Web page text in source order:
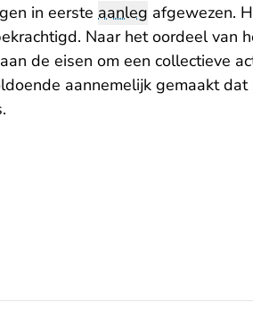
in eerste aanleg afgewezen.
Naar het oordeel van
de eisen om een collectieve
aannemelijk gemaakt